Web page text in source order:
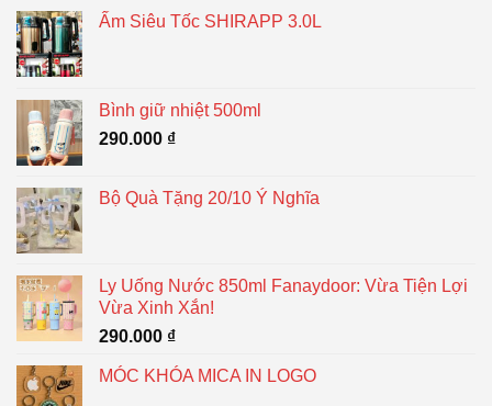
Ấm Siêu Tốc SHIRAPP 3.0L
Bình giữ nhiệt 500ml
290.000 ₫
Bộ Quà Tặng 20/10 Ý Nghĩa
Ly Uống Nước 850ml Fanaydoor: Vừa Tiện Lợi
Vừa Xinh Xắn!
290.000 ₫
MÓC KHÓA MICA IN LOGO